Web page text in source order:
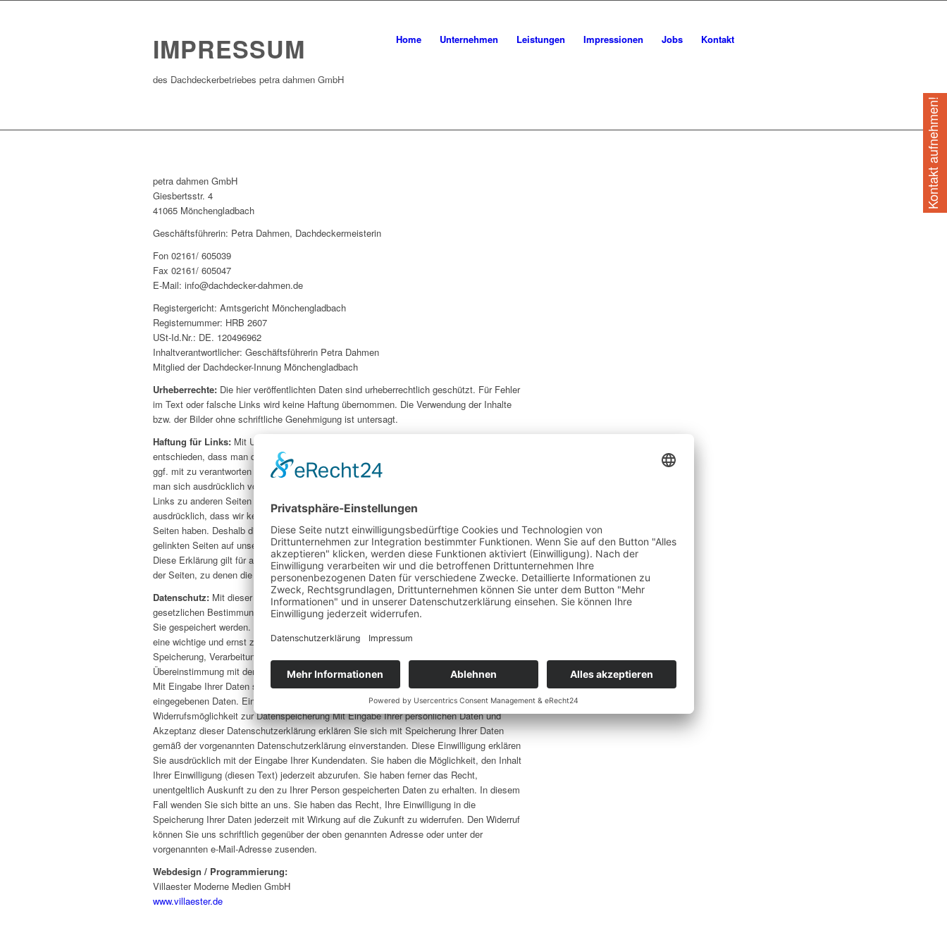
Home Unternehmen Leistungen Impressionen Jobs Kontakt
IMPRESSUM
des Dachdeckerbetriebes petra dahmen GmbH
petra dahmen GmbH
Giesbertsstr. 4
41065 Mönchengladbach
Geschäftsführerin: Petra Dahmen, Dachdeckermeisterin
Fon 02161/ 605039
Fax 02161/ 605047
E-Mail: info@dachdecker-dahmen.de
Registergericht: Amtsgericht Mönchengladbach
Registernummer: HRB 2607
USt-Id.Nr.: DE. 120496962
Inhaltverantwortlicher: Geschäftsführerin Petra Dahmen
Mitglied der Dachdecker-Innung Mönchengladbach
Urheberrechte: Die hier veröffentlichten Daten sind urheberrechtlich geschützt. Für Fehler
im Text oder falsche Links wird keine Haftung übernommen. Die Verwendung der Inhalte
bzw. der Bilder ohne schriftliche Genehmigung ist untersagt.
Haftung für Links: Mit Urteil vom 12. Mai 1998 hat das Landgericht Hamburg
entschieden, dass man durch die Ausbringung eines Links die Inhalte der gelinkten Seite
ggf. mit zu verantworten hat. Dies kann, so das LG, nur dadurch verhindert werden, dass
man sich ausdrücklich von diesen Inhalten distanziert. Wir haben auf unseren Seiten
Links zu anderen Seiten im Internet gelegt. Für alle diese Links gilt: Wir erklären
ausdrücklich, dass wir keinerlei Einfluss auf die Gestaltung und die Inhalte der gelinkten
Seiten haben. Deshalb distanzieren wir uns hiermit ausdrücklich von allen Inhalten aller
gelinkten Seiten auf unserer Homepage und machen uns diese Inhalte nicht zu Eigen.
Diese Erklärung gilt für alle auf unserer Homepage angezeigten Links und für alle Inhalte
der Seiten, zu denen die bei uns sichtbaren Banner, Buttons und Links führen.
Datenschutz: Mit dieser Erklärung zum Datenschutz möchten wir Sie entsprechenden
gesetzlichen Bestimmungen darüber informieren, welche personenbezogenen Daten über
Sie gespeichert werden. Der Schutz Ihrer persönlichen Daten ist für unser Unternehmen
eine wichtige und ernst zunehmende Angelegenheit. Daher erfolgt die Erhebung,
Speicherung, Verarbeitung oder Vermittlung von Daten unserer Kunden immer in
Übereinstimmung mit den geltenden Datenschutzgesetzen und übrigen Bestimmungen.
Mit Eingabe Ihrer Daten speichern wir die im Kontaktdatenformular von Ihnen
eingegebenen Daten. Eine Weitergabe Ihrer Daten an Dritte erfolgt nicht. Einwilligung und
Widerrufsmöglichkeit zur Datenspeicherung Mit Eingabe Ihrer persönlichen Daten und
Akzeptanz dieser Datenschutzerklärung erklären Sie sich mit Speicherung Ihrer Daten
gemäß der vorgenannten Datenschutzerklärung einverstanden. Diese Einwilligung erklären
Sie ausdrücklich mit der Eingabe Ihrer Kundendaten. Sie haben die Möglichkeit, den Inhalt
Ihrer Einwilligung (diesen Text) jederzeit abzurufen. Sie haben ferner das Recht,
unentgeltlich Auskunft zu den zu Ihrer Person gespeicherten Daten zu erhalten. In diesem
Fall wenden Sie sich bitte an uns. Sie haben das Recht, Ihre Einwilligung in die
Speicherung Ihrer Daten jederzeit mit Wirkung auf die Zukunft zu widerrufen. Den Widerruf
können Sie uns schriftlich gegenüber der oben genannten Adresse oder unter der
vorgenannten e-Mail-Adresse zusenden.
Webdesign / Programmierung:
Villaester Moderne Medien GmbH
www.villaester.de
Kontakt aufnehmen!